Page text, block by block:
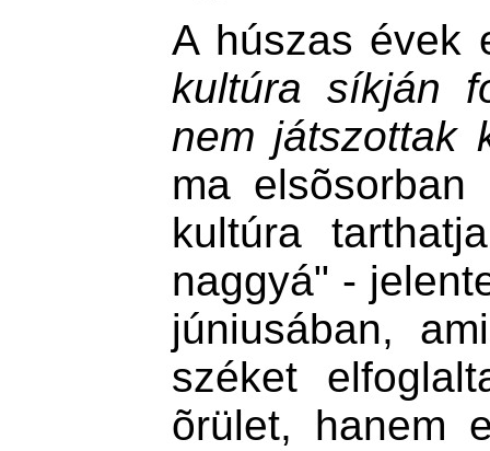
A húszas évek
kultúra síkján
nem játszottak
ma
kultúra
naggyá" -
júniusában,
széket
õrület, hanem